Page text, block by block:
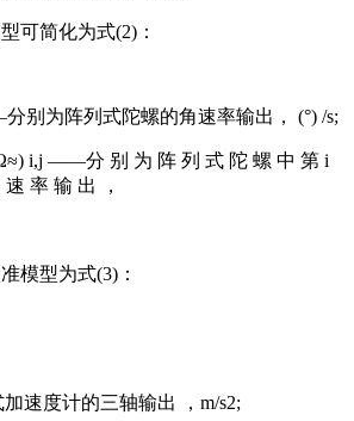
可简化为式(2)：
为阵列式陀螺的角速率输出， (°) /s;
i,j ——分 别 为 阵 列 式 陀 螺 中 第 i
率 输 出 ，
模型为式(3)：
速度计的三轴输出 ，m/s2;